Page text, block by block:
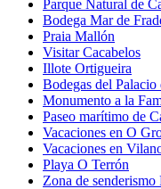
Parque Natural de
Bodega Mar de
Praia Mallón
Visitar Cacabelos
Illote Ortigueira
Bodegas del Palacio
Monumento a la
Paseo marítimo de
Vacaciones en O
Vacaciones en
Playa O Terrón
Zona de senderismo